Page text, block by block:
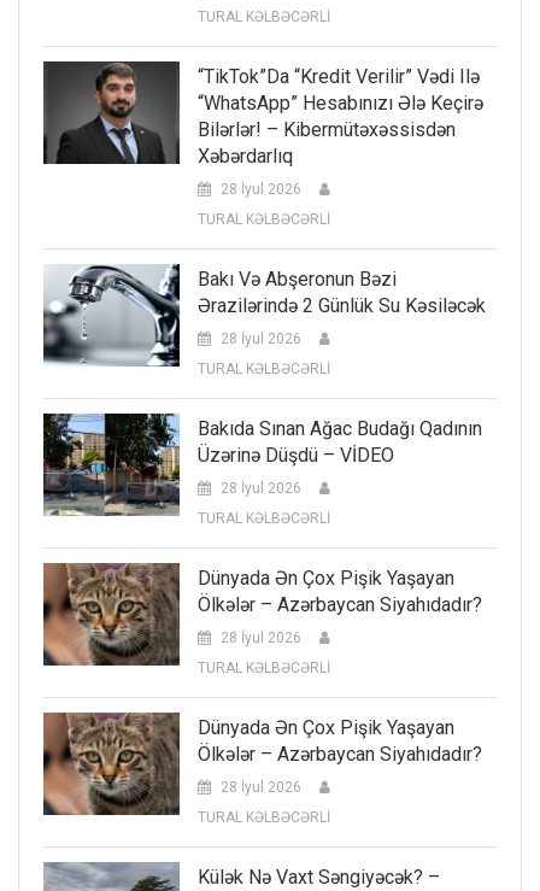
TURAL KƏLBƏCƏRLİ
“TikTok”da “kredit Verilir” Vədi Ilə
“WhatsApp” Hesabınızı Ələ Keçirə
Bilərlər! – Kibermütəxəssisdən
Xəbərdarlıq
28 İyul 2026
TURAL KƏLBƏCƏRLİ
Bakı Və Abşeronun Bəzi
Ərazilərində 2 Günlük Su Kəsiləcək
28 İyul 2026
TURAL KƏLBƏCƏRLİ
Bakıda Sınan Ağac Budağı Qadının
Üzərinə Düşdü – VİDEO
28 İyul 2026
TURAL KƏLBƏCƏRLİ
Dünyada Ən Çox Pişik Yaşayan
Ölkələr – Azərbaycan Siyahıdadır?
28 İyul 2026
TURAL KƏLBƏCƏRLİ
Dünyada Ən Çox Pişik Yaşayan
Ölkələr – Azərbaycan Siyahıdadır?
28 İyul 2026
TURAL KƏLBƏCƏRLİ
Külək Nə Vaxt Səngiyəcək? –